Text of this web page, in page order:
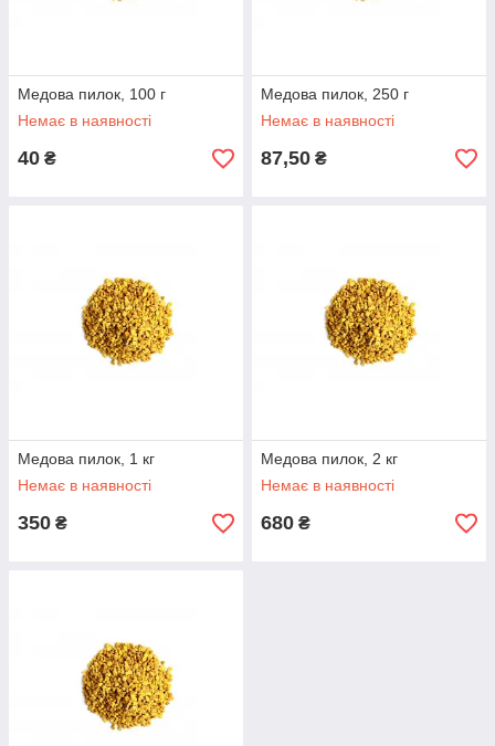
Медова пилок, 100 г
Немає в наявності
40 ₴
Медова пилок, 250 г
Немає в наявності
87,50 ₴
Медова пилок, 1 кг
Немає в наявності
350 ₴
Медова пилок, 2 кг
Немає в наявності
680 ₴